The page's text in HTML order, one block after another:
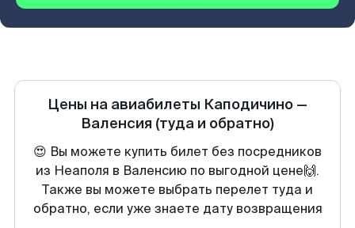
Цены на авиабилеты Каподичино —
Валенсия (туда и обратно)
😍 Вы можете купить билет без посредников
из Неаполя в Валенсию по выгодной цене🙌.
Также вы можете выбрать перелет туда и
обратно, если уже знаете дату возвращения